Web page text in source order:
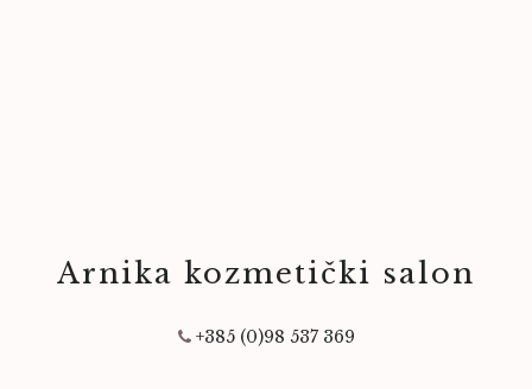
Arnika kozmetički salon
+385 (0)98 537 369